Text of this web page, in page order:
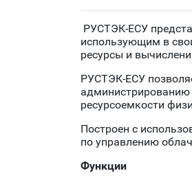
РУСТЭК-ЕСУ
использующим в
ресурсы и
РУСТЭК-ЕСУ
администрированию
ресурсоемкости
Построен с
по управлению
Функции